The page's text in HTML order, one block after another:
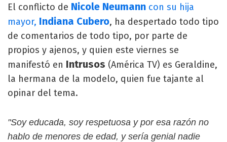
El conflicto de Nicole Neumann con su hija
mayor, Indiana Cubero, ha despertado todo tipo
de comentarios de todo tipo, por parte de
propios y ajenos, y quien este viernes se
manifestó en Intrusos (América TV) es Geraldine,
la hermana de la modelo, quien fue tajante al
opinar del tema.
"Soy educada, soy respetuosa y por esa razón no
hablo de menores de edad, y sería genial nadie